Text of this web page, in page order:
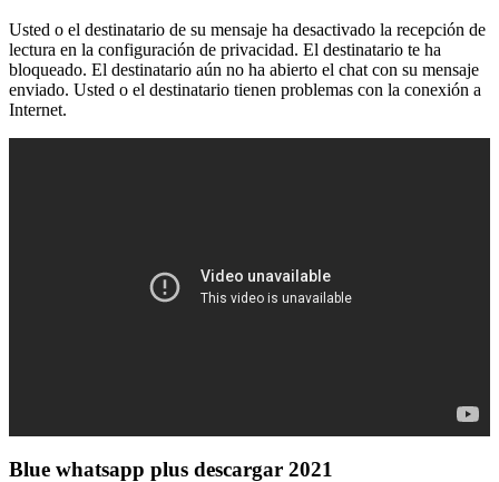
Usted o el destinatario de su mensaje ha desactivado la recepción de
lectura en la configuración de privacidad. El destinatario te ha
bloqueado. El destinatario aún no ha abierto el chat con su mensaje
enviado. Usted o el destinatario tienen problemas con la conexión a
Internet.
Blue whatsapp plus descargar 2021